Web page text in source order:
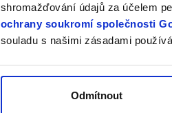
shromažďování údajů za účelem
ochrany soukromí společnosti
souladu s našimi zásadami
Odmítnout